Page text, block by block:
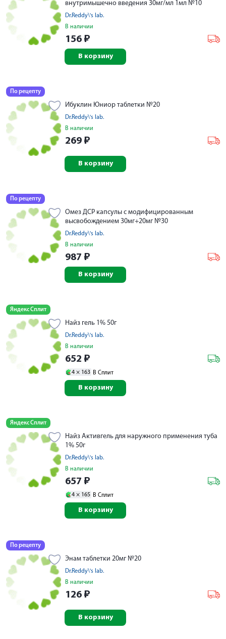
внутримышечно введения 30мг/мл 1мл №10
Dr.Reddy\'s lab.
В наличии
156 ₽
В корзину
По рецепту
Ибуклин Юниор таблетки №20
Dr.Reddy\'s lab.
В наличии
269 ₽
В корзину
По рецепту
Омез ДСР капсулы с модифицированным
высвобождением 30мг+20мг №30
Dr.Reddy\'s lab.
В наличии
987 ₽
В корзину
Яндекс Сплит
Найз гель 1% 50г
Dr.Reddy\'s lab.
В наличии
652 ₽
4 × 163 В Сплит
В корзину
Яндекс Сплит
Найз Активгель для наружного применения туба
1% 50г
Dr.Reddy\'s lab.
В наличии
657 ₽
4 × 165 В Сплит
В корзину
По рецепту
Энам таблетки 20мг №20
Dr.Reddy\'s lab.
В наличии
126 ₽
В корзину